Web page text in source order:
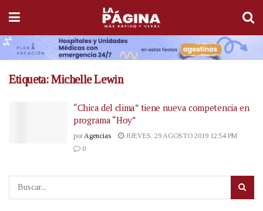
Etiqueta:Michelle Lewin
“Chica del clima” tiene nueva competencia en
programa “Hoy”
por Agencias
JUEVES, 29 AGOSTO 2019 12:54 PM
0